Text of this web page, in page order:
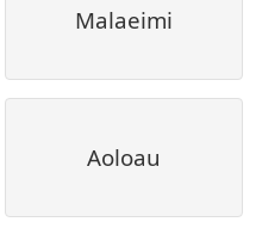
Malaeimi
Aoloau